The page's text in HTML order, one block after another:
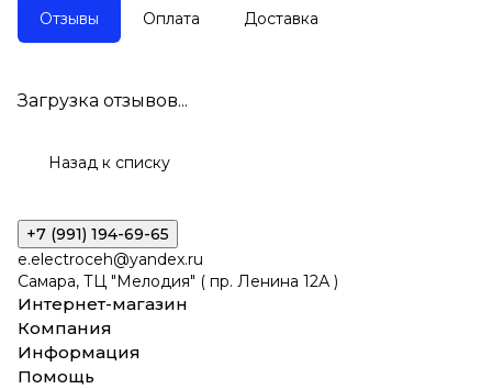
Отзывы Оплата Доставка
Загрузка отзывов...
Назад к списку
+7 (991) 194-69-65
e.electroceh@yandex.ru
Самара, ТЦ "Мелодия" ( пр. Ленина 12А )
Интернет-магазин
Компания
Информация
Помощь